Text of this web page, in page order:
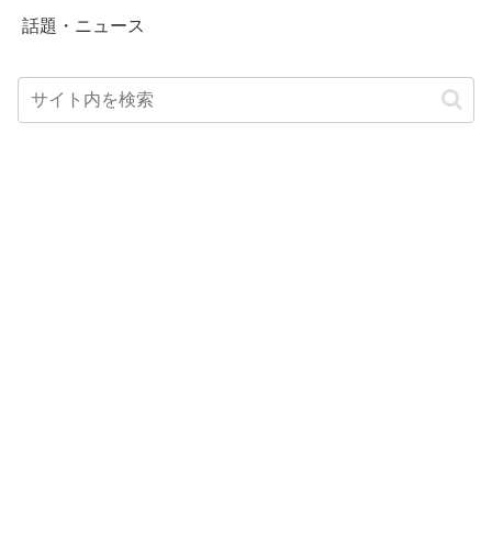
話題・ニュース